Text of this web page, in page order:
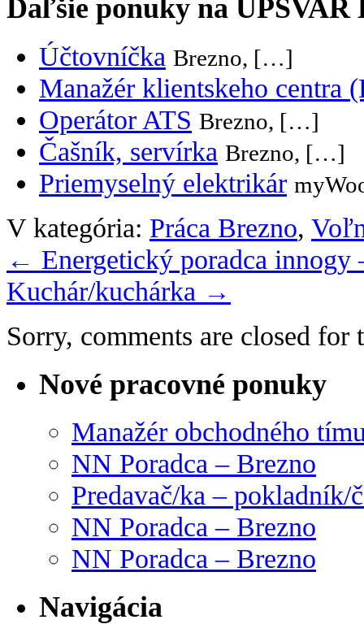
Ďaľšie ponuky na UPSVAR
Účtovníčka Brezno, […]
Manažér klientskeho centra
Operátor ATS Brezno, […]
Čašník, servírka Brezno, […]
Priemyselný elektrikár
V kategória: Práca Brezno,
← Energetický poradca innogy
Kuchár/kuchárka →
Sorry, comments are closed for
Nové pracovné ponuky
Manažér obchodného
NN Poradca – Brezno
Predavač/ka – pokladník/
NN Poradca – Brezno
NN Poradca – Brezno
Navigácia